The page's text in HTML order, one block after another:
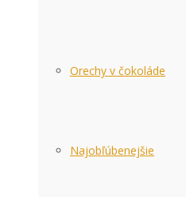
Orechy v čokoláde
Najobľúbenejšie